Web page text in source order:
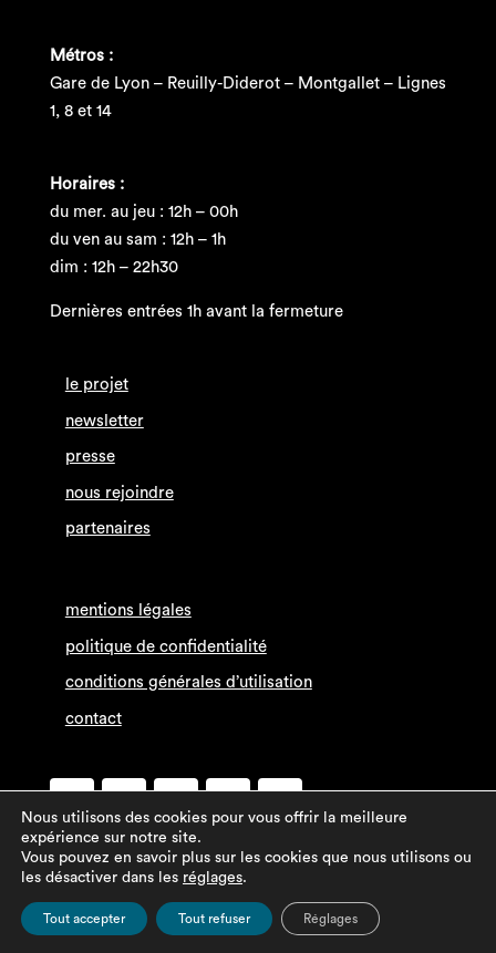
Métros :
Gare de Lyon – Reuilly-Diderot – Montgallet – Lignes
1, 8 et 14
Horaires :
du mer. au jeu : 12h – 00h
du ven au sam : 12h – 1h
dim : 12h – 22h30
Dernières entrées 1h avant la fermeture
le projet
newsletter
presse
nous rejoindre
partenaires
mentions légales
politique de confidentialité
conditions générales d’utilisation
contact
Nous utilisons des cookies pour vous offrir la meilleure
expérience sur notre site.
Vous pouvez en savoir plus sur les cookies que nous utilisons ou
les désactiver dans les réglages.
Tout accepter Tout refuser Réglages